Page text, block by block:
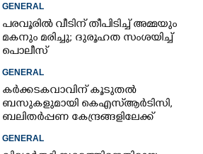
GENERAL
പരവൂരിൽ വീടിന് തീപിടിച്ച് അമ്മയും
മകനും മരിച്ചു; ദുരൂഹത സംശയിച്ച്
പൊലീസ്
GENERAL
കർക്കടകവാവിന് കൂടുതൽ
ബസുകളുമായി കെഎസ്ആർടിസി,​
ബലിതർപ്പണ കേന്ദ്രങ്ങളിലേക്ക്
GENERAL